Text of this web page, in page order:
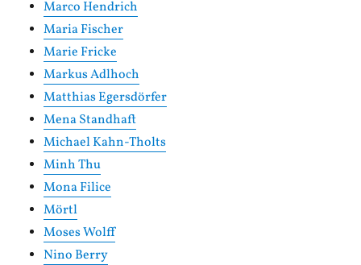
Marco Hendrich
Maria Fischer
Marie Fricke
Markus Adlhoch
Matthias Egersdörfer
Mena Standhaft
Michael Kahn-Tholts
Minh Thu
Mona Filice
Mörtl
Moses Wolff
Nino Berry